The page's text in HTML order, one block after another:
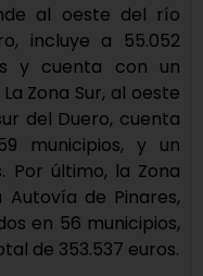
al oeste del río
incluye a 55.052
y cuenta con un
Zona Sur, al oeste
del Duero, cuenta
municipios, y un
Por último, la Zona
de Pinares,
en 56 municipios,
de 353.537 euros.